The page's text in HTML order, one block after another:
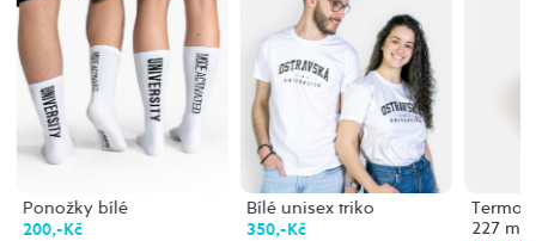
Ponožky bílé
200,-Kč
Bílé unisex triko
350,-Kč
227 ml